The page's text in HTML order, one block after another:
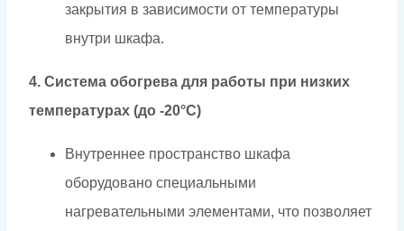
закрытия в зависимости от температуры
внутри шкафа.
4. Система обогрева для работы при низких
температурах (до -20°C)
Внутреннее пространство шкафа
оборудовано специальными
нагревательными элементами, что позволяет